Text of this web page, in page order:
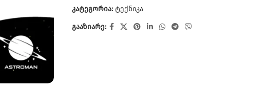
კატეგორია: ტექნიკა
გააზიარე: